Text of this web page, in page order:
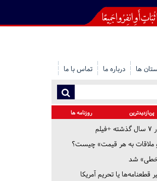
ها درباره ما تماس با ما
پربازدیدترین روزنامه ها
و ملاقات به هر قیمت» چیست؟
شد
قطعنامه‌ها یا تحریم‌ آمریکا